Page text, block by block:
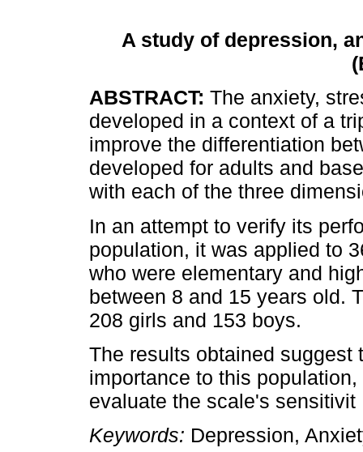
A study of depression,
ABSTRACT: The anxiety,
developed in a context of a
improve the differentiation
developed for adults and
with each of the three
In an attempt to verify its
population, it was applied to
who were elementary and
between 8 and 15 years old.
208 girls and 153 boys.
The results obtained
importance to this
evaluate the scale's sensitivit
Keywords: Depression,